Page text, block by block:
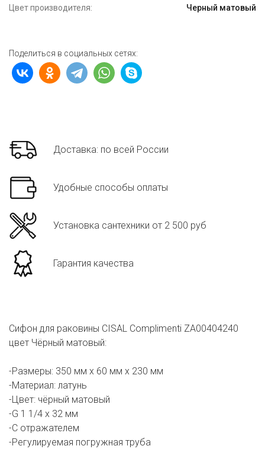
Цвет производителя:
Черный матовый
Поделиться в социальных сетях:
Доставка: по всей России
Удобные способы оплаты
Установка сантехники от 2 500 руб
Гарантия качества
Сифон для раковины CISAL Complimenti ZA00404240
цвет Чёрный матовый:
-Размеры: 350 мм х 60 мм х 230 мм
-Материал: латунь
-Цвет: чёрный матовый
-G 1 1/4 x 32 мм
-С отражателем
-Регулируемая погружная труба